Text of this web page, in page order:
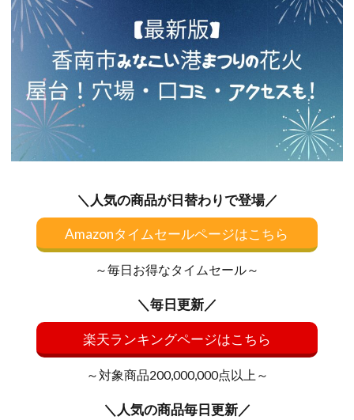
＼人気の商品が日替わりで登場／
Amazonタイムセールページはこちら
～毎日お得なタイムセール～
＼毎日更新／
楽天ランキングページはこちら
～対象商品200,000,000点以上～
＼人気の商品毎日更新／